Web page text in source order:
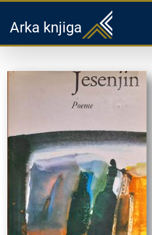
Arka knjiga